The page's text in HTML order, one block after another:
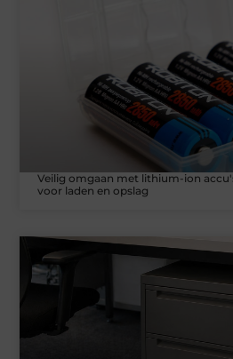
Veilig omgaan met lithium-ion
voor laden en opslag